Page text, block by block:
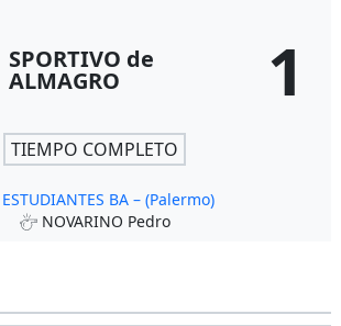
SPORTIVO de
ALMAGRO 1
TIEMPO COMPLETO
ESTUDIANTES BA – (Palermo)
NOVARINO Pedro